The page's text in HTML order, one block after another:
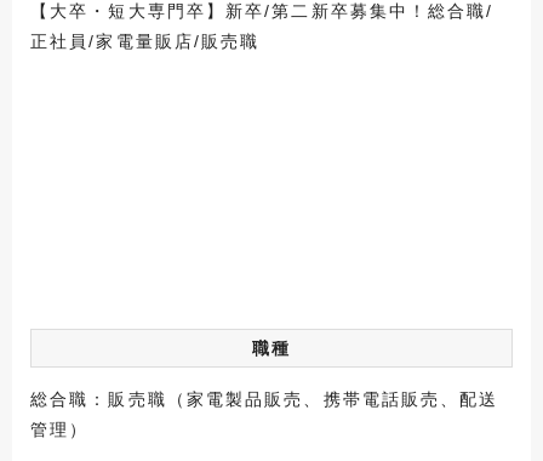
【大卒・短大専門卒】新卒/第二新卒募集中！総合職/
正社員/家電量販店/販売職
職種
総合職：販売職（家電製品販売、携帯電話販売、配送
管理）